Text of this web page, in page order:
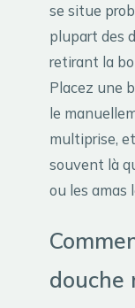
se situe
plupart des
retirant la
Placez une
le
multiprise,
souvent là
ou les amas
douche